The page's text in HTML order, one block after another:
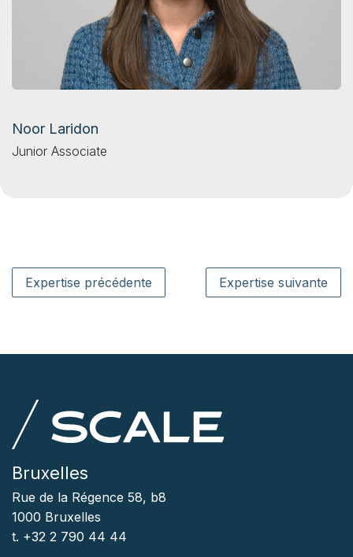
Noor Laridon
Junior Associate
Expertise précédente Expertise suivante
Bruxelles
Rue de la Régence 58, b8
1000 Bruxelles
t. +32 2 790 44 44